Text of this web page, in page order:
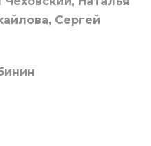
Сергей